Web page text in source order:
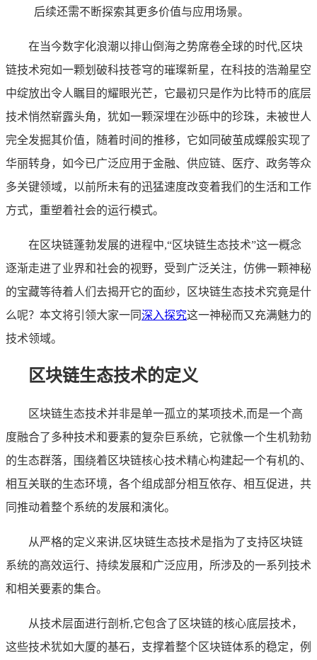
后续还需不断探索其更多价值与应用场景。
在当今数字化浪潮以排山倒海之势席卷全球的时代,区块
链技术宛如一颗划破科技苍穹的璀璨新星，在科技的浩瀚星空
中绽放出令人瞩目的耀眼光芒，它最初只是作为比特币的底层
技术悄然崭露头角，犹如一颗深埋在沙砾中的珍珠，未被世人
完全发掘其价值，随着时间的推移，它如同破茧成蝶般实现了
华丽转身，如今已广泛应用于金融、供应链、医疗、政务等众
多关键领域，以前所未有的迅猛速度改变着我们的生活和工作
方式，重塑着社会的运行模式。
在区块链蓬勃发展的进程中,“区块链生态技术”这一概念
逐渐走进了业界和社会的视野，受到广泛关注，仿佛一颗神秘
的宝藏等待着人们去揭开它的面纱，区块链生态技术究竟是什
么呢？本文将引领大家一同深入探究这一神秘而又充满魅力的
技术领域。
区块链生态技术的定义
区块链生态技术并非是单一孤立的某项技术,而是一个高
度融合了多种技术和要素的复杂巨系统，它就像一个生机勃勃
的生态群落，围绕着区块链核心技术精心构建起一个有机的、
相互关联的生态环境，各个组成部分相互依存、相互促进，共
同推动着整个系统的发展和演化。
从严格的定义来讲,区块链生态技术是指为了支持区块链
系统的高效运行、持续发展和广泛应用，所涉及的一系列技术
和相关要素的集合。
从技术层面进行剖析,它包含了区块链的核心底层技术，
这些技术犹如大厦的基石，支撑着整个区块链体系的稳定，例